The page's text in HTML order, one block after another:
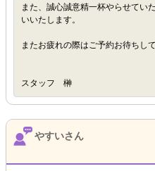
また、誠心誠意精一杯やらせてい
いいたします。
またお疲れの際はご予約お待ちし
スタッフ 榊
やすいさん